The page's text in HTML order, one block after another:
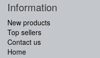
Information
New products
Top sellers
Contact us
Home